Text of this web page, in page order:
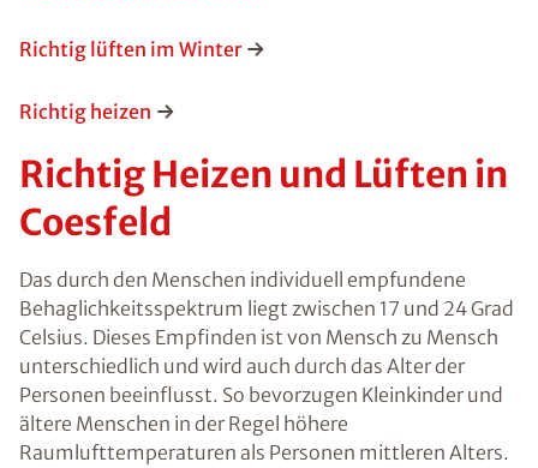
Richtig lüften im Winter
Richtig heizen
Richtig Heizen und Lüften in
Coesfeld
Das durch den Menschen individuell empfundene
Behaglichkeitsspektrum liegt zwischen 17 und 24 Grad
Celsius. Dieses Empfinden ist von Mensch zu Mensch
unterschiedlich und wird auch durch das Alter der
Personen beeinflusst. So bevorzugen Kleinkinder und
ältere Menschen in der Regel höhere
Raumlufttemperaturen als Personen mittleren Alters.